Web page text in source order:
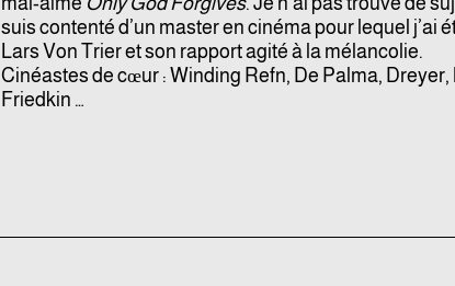
suis contenté d’un master en cinéma pour lequel j’ai
Lars Von Trier et son rapport agité à la mélancolie.
Cinéastes de cœur : Winding Refn, De Palma,
Friedkin …